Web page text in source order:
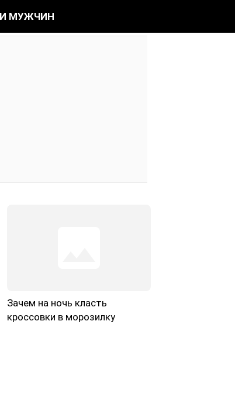
МУЖЧИН
Зачем на ночь класть
кроссовки в морозилку